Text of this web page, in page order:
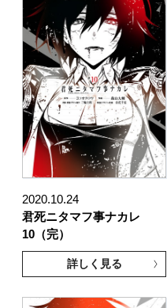
2020.10.24
君死ニタマフ事ナカレ
10（完）
詳しく見る